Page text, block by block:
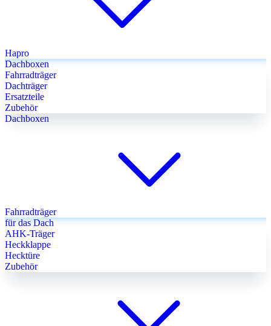
Hapro
Dachboxen
Fahrradträger
Dachträger
Ersatzteile
Zubehör
Dachboxen
Fahrradträger
für das Dach
AHK-Träger
Heckklappe
Hecktüre
Zubehör